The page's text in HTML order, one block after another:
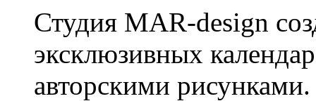
Студия MAR-design
эксклюзивных
авторскими рисунками.